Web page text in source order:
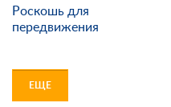
Роскошь для
передвижения
ЕЩЕ